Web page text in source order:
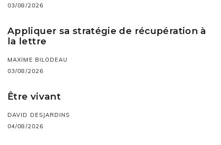
03/08/2026
Appliquer sa stratégie de récupération à
la lettre
MAXIME BILODEAU
03/08/2026
Être vivant
DAVID DESJARDINS
04/08/2026